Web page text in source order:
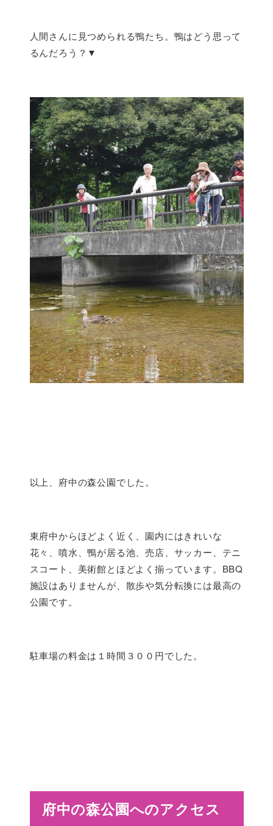
人間さんに見つめられる鴨たち。鴨はどう思って
るんだろう？▼
以上、府中の森公園でした。
東府中からほどよく近く、園内にはきれいな
花々、噴水、鴨が居る池、売店、サッカー、テニ
スコート、美術館とほどよく揃っています。BBQ
施設はありませんが、散歩や気分転換には最高の
公園です。
駐車場の料金は１時間３００円でした。
府中の森公園へのアクセス